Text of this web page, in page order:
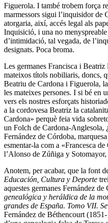
Figuerola. I també trobem força
marmessors sigui l’inquisidor de
atorgaria, així, accés legal als
Inquisició, i una no
d’intimidació, tal vegada, de
designats. Poca broma.
Les germanes Francisca i
mateixos títols nobiliaris, doncs,
Beatriu de Cardona i Figuerola,
les mateixes persones. I si bé en
vers els nostres esforçats
a la cordovesa Beatriz la
Cardona» perquè feia vida
un Folch de Cardona-Anglesola,
Fernández de Córdoba,
esmentar-la com a «Francesca
l’Alonso de Zúñiga y
Anotem, per acabar, que la font
Educación, Cultura y Deporte
aquestes germanes Fernández de
genealógica y heráldica de la
grandes de España. Tomo VII.
Fernández de Béthencourt